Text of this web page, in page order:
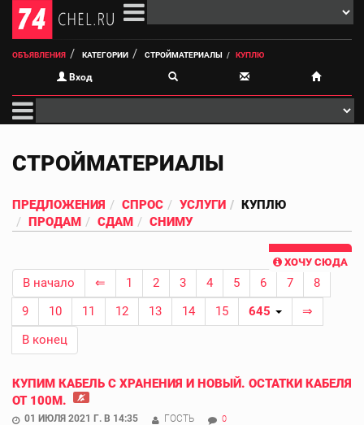
ОБЪЯВЛЕНИЯ КАТЕГОРИИ СТРОЙМАТЕРИАЛЫ КУПЛЮ
Вход
СТРОЙМАТЕРИАЛЫ
ПРЕДЛОЖЕНИЯ СПРОС УСЛУГИ
КУПЛЮ
ПРОДАМ
СДАМ СНИМУ
ХОЧУ СЮДА
В начало ⇐ 1 2 3 4 5 6 7
8
9
10 11 12 13 14 15 645
⇒
В конец
КУПИМ КАБЕЛЬ С ХРАНЕНИЯ И НОВЫЙ. ОСТАТКИ КАБЕЛЯ
ОТ 100М.
01 ИЮЛЯ 2021 Г. В 14:35 ГОСТЬ 0